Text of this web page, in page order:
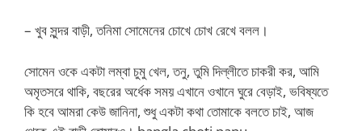
– খুব সুন্দর বাড়ী, তনিমা সোমেনের চোখে চোখ রেখে বলল।
সোমেন ওকে একটা লম্বা চুমু খেল, তনু, তুমি দিল্লীতে চাকরী কর, আমি
অমৃতসরে থাকি, বছরের অর্ধেক সময় এখানে ওখানে ঘুরে বেড়াই, ভবিষ্যতে
কি হবে আমরা কেউ জানিনা, শুধু একটা কথা তোমাকে বলতে চাই, আজ